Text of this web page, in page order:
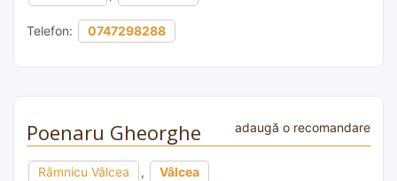
Telefon: 0747298288
Poenaru Gheorghe adaugă o recomandare
Râmnicu Vâlcea , Vâlcea